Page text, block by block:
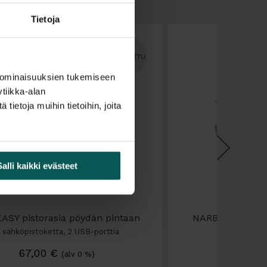
Tietoja
tukemiseen
alan
tietoja muihin tietoihin, joita
kaikki evästeet
pistorasia pöydän pintaan
sähköpistoketta, 2 USB-porttia
67,00 € (alv 0 %)
NARBUTAS